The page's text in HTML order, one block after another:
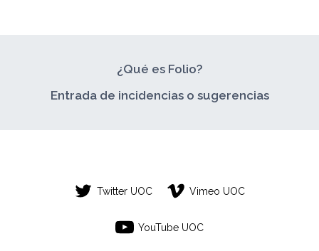
¿Qué es Folio?
Entrada de incidencias o sugerencias
Twitter UOC Vimeo UOC
YouTube UOC